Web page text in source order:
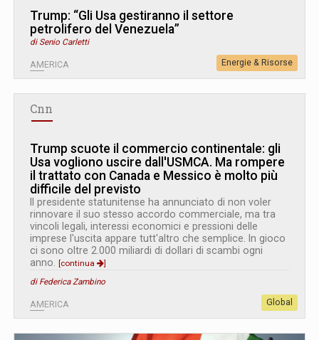
Trump: “Gli Usa gestiranno il settore
petrolifero del Venezuela”
di Senio Carletti
AMERICA Energie & Risorse
Cnn
Trump scuote il commercio continentale: gli
Usa vogliono uscire dall'USMCA. Ma rompere
il trattato con Canada e Messico è molto più
difficile del previsto
Il presidente statunitense ha annunciato di non voler
rinnovare il suo stesso accordo commerciale, ma tra
vincoli legali, interessi economici e pressioni delle
imprese l'uscita appare tutt'altro che semplice. In gioco
ci sono oltre 2.000 miliardi di dollari di scambi ogni
anno. [continua
]
di Federica Zambino
AMERICA Global